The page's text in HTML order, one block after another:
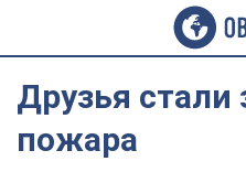
Друзья
пожара